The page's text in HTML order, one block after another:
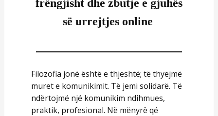
frëngjisht dhe zbutje e gjuhës
së urrejtjes online
Filozofia jonë është e thjeshtë; të thyejmë
muret e komunikimit. Të jemi solidarë. Të
ndërtojmë një komunikim ndihmues,
praktik, profesional. Në mënyrë që